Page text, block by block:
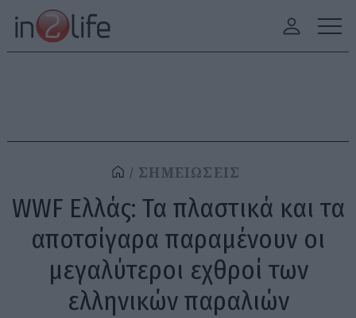
ΣΗΜΕΙΩΣΕΙΣ
WWF Ελλάς: Τα πλαστικά και τα
αποτσίγαρα παραμένουν οι
μεγαλύτεροι εχθροί των
ελληνικών παραλιών